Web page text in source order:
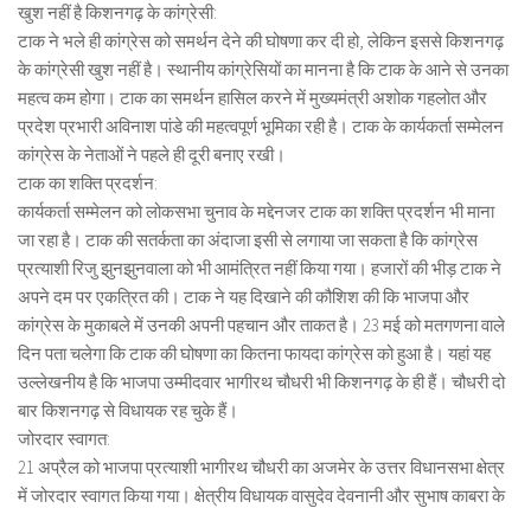
खुश नहीं है किशनगढ़ के कांग्रेसी:
टाक ने भले ही कांग्रेस को समर्थन देने की घोषणा कर दी हो, लेकिन इससे किशनगढ़
के कांग्रेसी खुश नहीं है। स्थानीय कांग्रेसियों का मानना है कि टाक के आने से उनका
महत्व कम होगा। टाक का समर्थन हासिल करने में मुख्यमंत्री अशोक गहलोत और
प्रदेश प्रभारी अविनाश पांडे की महत्वपूर्ण भूमिका रही है। टाक के कार्यकर्ता सम्मेलन
कांग्रेस के नेताओं ने पहले ही दूरी बनाए रखी।
टाक का शक्ति प्रदर्शन:
कार्यकर्ता सम्मेलन को लोकसभा चुनाव के मद्देनजर टाक का शक्ति प्रदर्शन भी माना
जा रहा है। टाक की सतर्कता का अंदाजा इसी से लगाया जा सकता है कि कांग्रेस
प्रत्याशी रिजु झुनझुनवाला को भी आमंत्रित नहीं किया गया। हजारों की भीड़ टाक ने
अपने दम पर एकत्रित की। टाक ने यह दिखाने की कौशिश की कि भाजपा और
कांग्रेस के मुकाबले में उनकी अपनी पहचान और ताकत है। 23 मई को मतगणना वाले
दिन पता चलेगा कि टाक की घोषणा का कितना फायदा कांग्रेस को हुआ है। यहां यह
उल्लेखनीय है कि भाजपा उम्मीदवार भागीरथ चौधरी भी किशनगढ़ के ही हैं। चौधरी दो
बार किशनगढ़ से विधायक रह चुके हैं।
जोरदार स्वागत:
21 अप्रैल को भाजपा प्रत्याशी भागीरथ चौधरी का अजमेर के उत्तर विधानसभा क्षेत्र
में जोरदार स्वागत किया गया। क्षेत्रीय विधायक वासुदेव देवनानी और सुभाष काबरा के